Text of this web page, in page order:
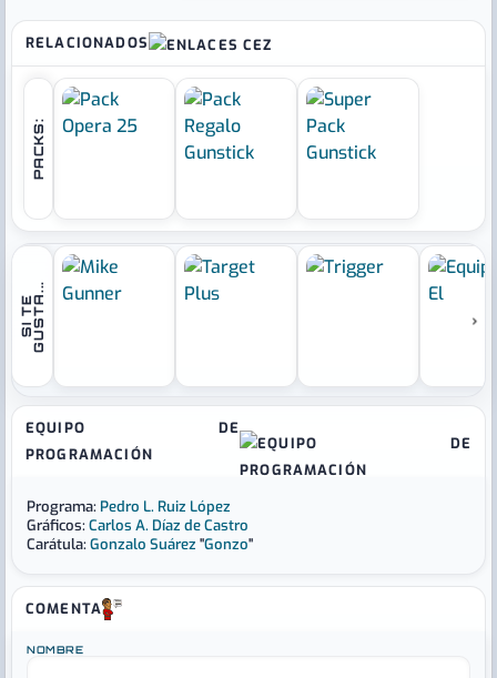
RELACIONADOS
PACKS:
S
I
T
E
G
U
S
T
A
.
.. ›
EQUIPO DE
PROGRAMACIÓN
Programa: Pedro L. Ruiz López
Gráficos: Carlos A. Díaz de Castro
Carátula: Gonzalo Suárez "Gonzo"
COMENTA
NOMBRE